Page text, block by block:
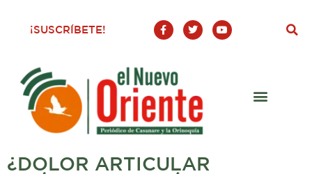
¡SUSCRÍBETE!
F
a
c
o
o
-
T
w
i
Y
o
u
¿DOLOR ARTICULAR